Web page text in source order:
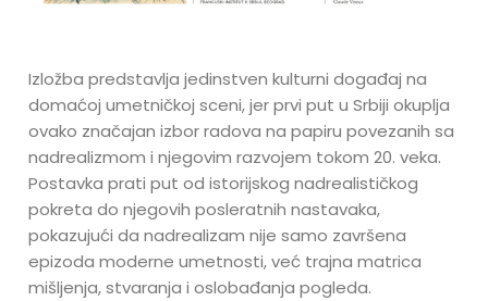
Izložba predstavlja jedinstven kulturni događaj na
domaćoj umetničkoj sceni, jer prvi put u Srbiji okuplja
ovako značajan izbor radova na papiru povezanih sa
nadrealizmom i njegovim razvojem tokom 20. veka.
Postavka prati put od istorijskog nadrealističkog
pokreta do njegovih posleratnih nastavaka,
pokazujući da nadrealizam nije samo završena
epizoda moderne umetnosti, već trajna matrica
mišljenja, stvaranja i oslobađanja pogleda.